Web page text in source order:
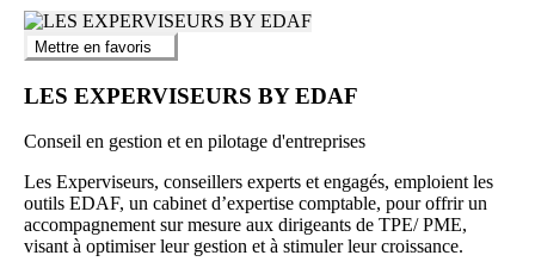
Mettre en favoris
LES EXPERVISEURS BY EDAF
Conseil en gestion et en pilotage d'entreprises
Les Experviseurs, conseillers experts et engagés, emploient les
outils EDAF, un cabinet d’expertise comptable, pour offrir un
accompagnement sur mesure aux dirigeants de TPE/ PME,
visant à optimiser leur gestion et à stimuler leur croissance.